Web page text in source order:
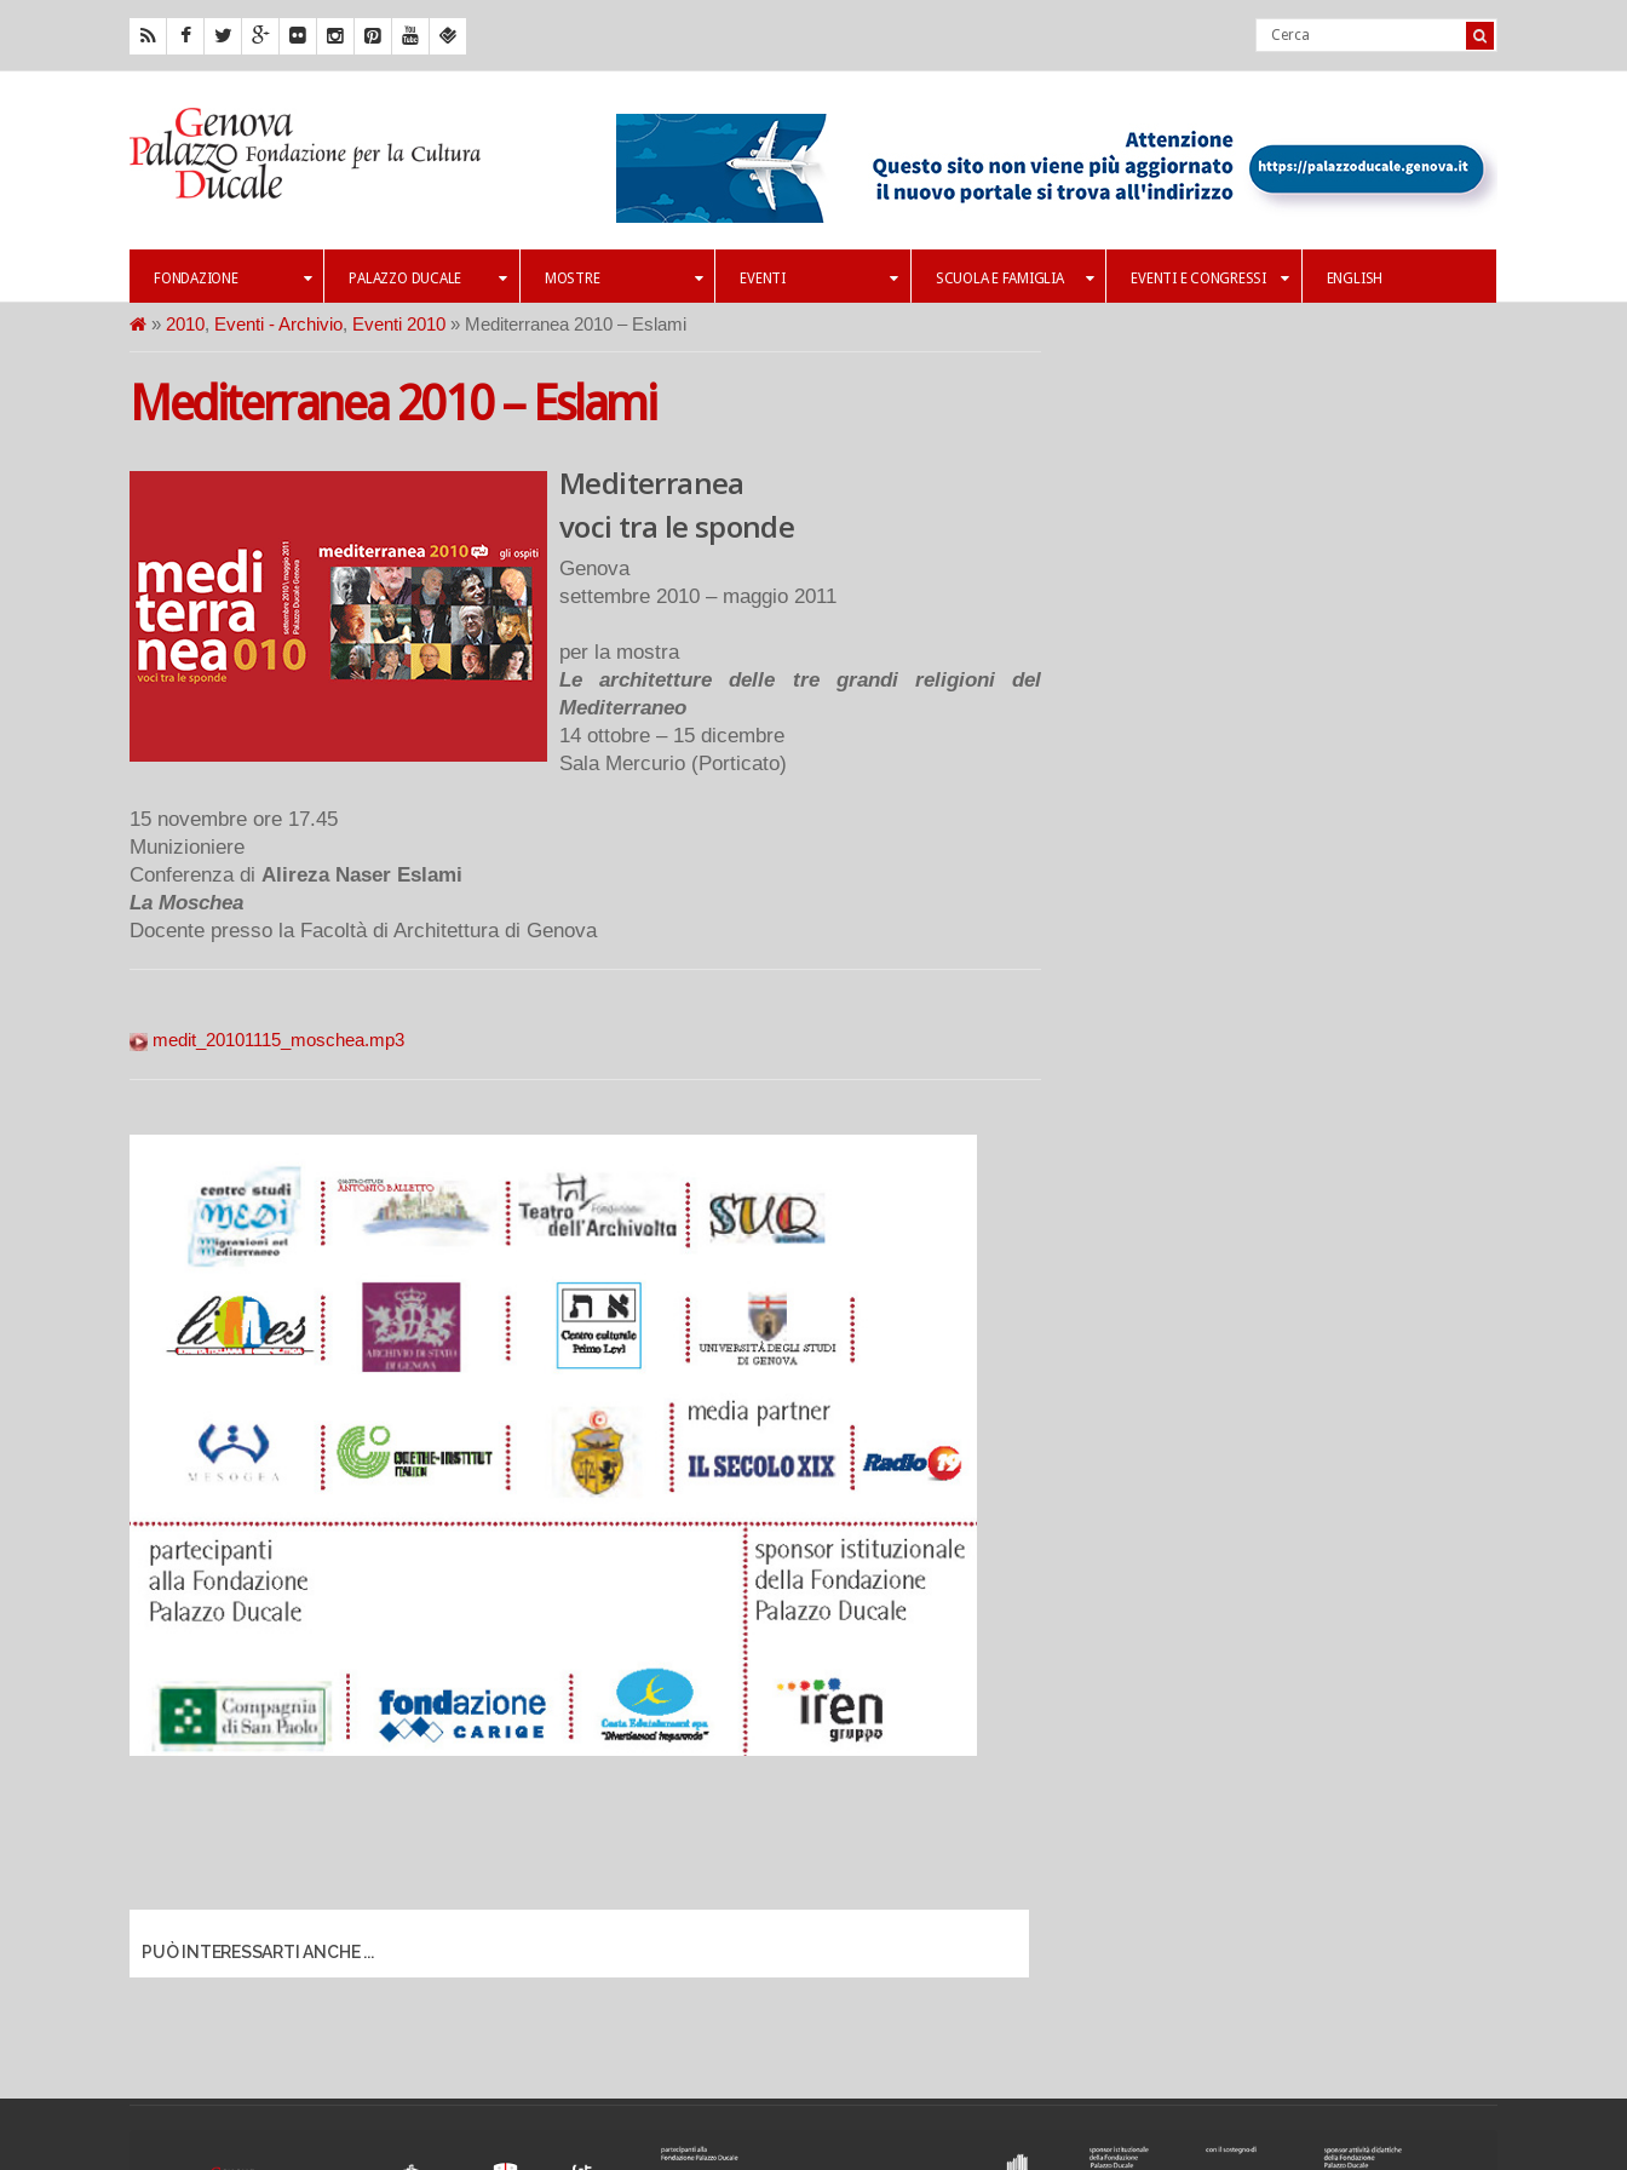
FONDAZIONE PALAZZO DUCALE MOSTRE EVENTI SCUOLA E FAMIGLIA EVENTI E CONGRESSI ENGLISH
» 2010, Eventi - Archivio, Eventi 2010 » Mediterranea 2010 – Eslami
Mediterranea 2010 – Eslami
Mediterranea
voci tra le sponde
Genova
settembre 2010 – maggio 2011
per la mostra
Le architetture delle tre grandi religioni del
Mediterraneo
14 ottobre – 15 dicembre
Sala Mercurio (Porticato)
15 novembre ore 17.45
Munizioniere
Conferenza di Alireza Naser Eslami
La Moschea
Docente presso la Facoltà di Architettura di Genova
medit_20101115_moschea.mp3
PUÒ INTERESSARTI ANCHE ...